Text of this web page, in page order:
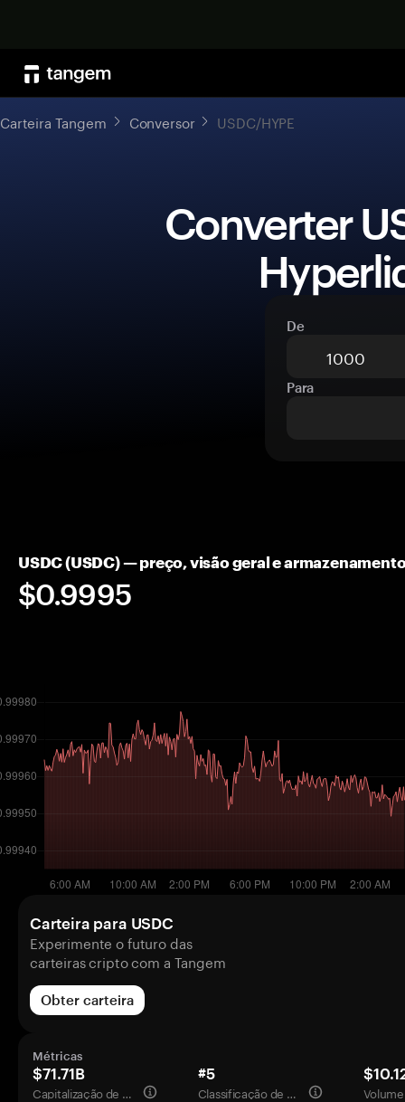
Carteira Tangem Conversor USDC/HYPE
De
Para
USDC (USDC) — preço, visão geral e
$0.9995
Carteira para USDC
Experimente o futuro das
carteiras cripto com a Tangem
Obter carteira
Métricas
$71.71B
Capitalização de mercado
#5
Classificação de mercado